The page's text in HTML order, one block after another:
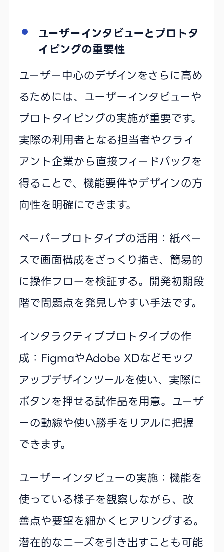
ユーザーインタビューとプロトタ
イピングの重要性
ユーザー中心のデザインをさらに高め
るためには、ユーザーインタビューや
プロトタイピングの実施が重要です。
実際の利用者となる担当者やクライ
アント企業から直接フィードバックを
得ることで、機能要件やデザインの方
向性を明確にできます。
ペーパープロトタイプの活用：紙ベー
スで画面構成をざっくり描き、簡易的
に操作フローを検証する。開発初期段
階で問題点を発見しやすい手法です。
インタラクティブプロトタイプの作
成：FigmaやAdobe XDなどモック
アップデザインツールを使い、実際に
ボタンを押せる試作品を用意。ユーザ
ーの動線や使い勝手をリアルに把握
できます。
ユーザーインタビューの実施：機能を
使っている様子を観察しながら、改
善点や要望を細かくヒアリングする。
潜在的なニーズを引き出すことも可能